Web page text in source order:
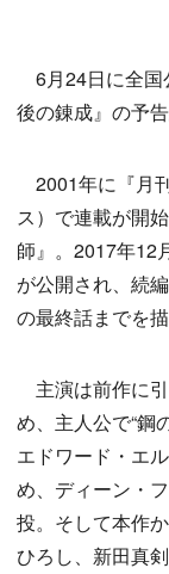
6月24日に全国
後の錬成』の予
2001年に『月
ス）で連載が開
師』。2017年12
が公開され、続
の最終話までを
主演は前作に
め、主人公で“鋼
エドワード・エ
め、ディーン・
投。そして本作
ひろし、新田真